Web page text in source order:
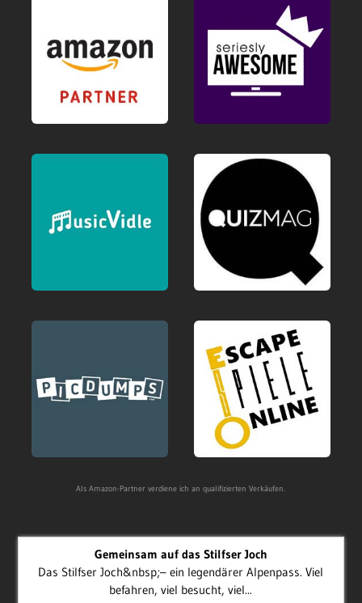
Als Amazon-Partner verdiene ich an qualifizierten Verkäufen.
Gemeinsam auf das Stilfser Joch
Das Stilfser Joch&nbsp;– ein legendärer Alpenpass. Viel
befahren, viel besucht, viel...